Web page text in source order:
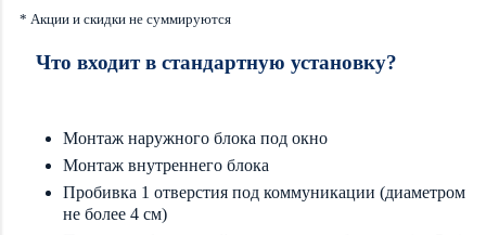
* Акции и скидки не суммируются
Что входит в стандартную установку?
Монтаж наружного блока под окно
Монтаж внутреннего блока
Пробивка 1 отверстия под коммуникации (диаметром
не более 4 см)